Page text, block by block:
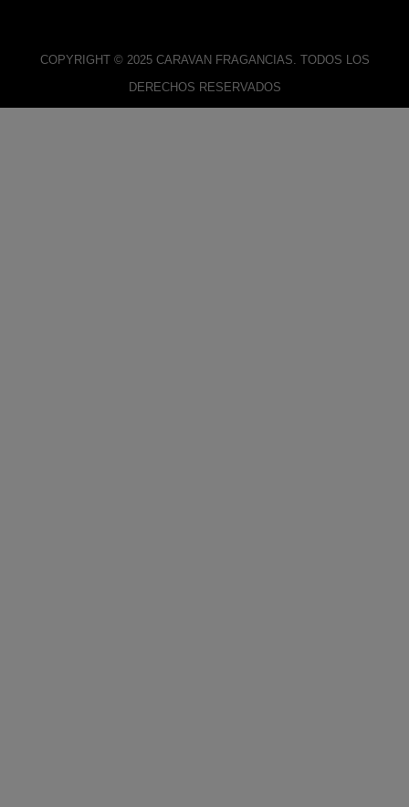
COPYRIGHT © 2025 CARAVAN FRAGANCIAS. TODOS LOS
DERECHOS RESERVADOS